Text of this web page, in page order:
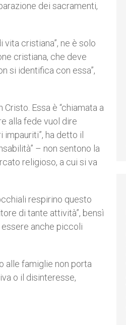
dei sacramenti,
vita cristiana”, ne è solo
cristiana, che deve
si identifica con essa”,
Essa è “chiamata a
alla fede vuol dire
ha detto il
– non sentono la
religioso, a cui si va
respirino questo
di tante attività”, bensì
essere anche piccoli
alle famiglie non porta
o il disinteresse,